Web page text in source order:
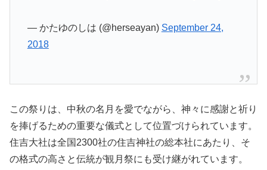
— かたゆのしは (@herseayan) September 24,
2018
この祭りは、中秋の名月を愛でながら、神々に感謝と祈り
を捧げるための重要な儀式として位置づけられています。
住吉大社は全国2300社の住吉神社の総本社にあたり、そ
の格式の高さと伝統が観月祭にも受け継がれています。